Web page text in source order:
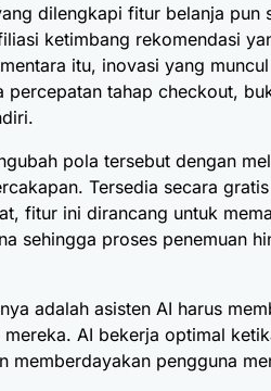
dilengkapi fitur belanja pun
ketimbang rekomendasi
itu, inovasi yang
percepatan tahap checkout,
pola tersebut dengan
Tersedia secara
fitur ini dirancang untuk
sehingga proses penemuan
adalah asisten AI harus
mereka. AI bekerja optimal
memberdayakan pengguna